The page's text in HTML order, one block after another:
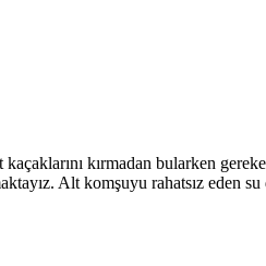
kaçaklarını kırmadan bularken
Alt komşuyu rahatsız eden